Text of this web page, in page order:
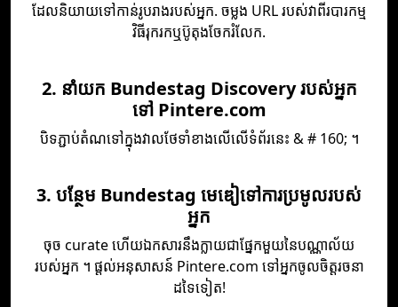
ដែលនិយាយទៅកាន់រូបរាងរបស់អ្នក. ចម្លង URL របស់វាពីរបារកម្ម
វិធីរុករកឬប៊ូតុងចែករំលែក.
2. នាំយក Bundestag Discovery របស់អ្នក
ទៅ Pintere.com
បិទភ្ជាប់​តំណ​ទៅ​ក្នុង​វាល​ថែទាំ​ខាង​លើ​លើ​ទំព័រ​នេះ & # 160; ។
3. បន្ថែម Bundestag មេឌៀទៅការប្រមូលរបស់
អ្នក
ចុច curate ហើយ​ឯកសារ​នឹង​ក្លាយ​ជា​ផ្នែក​មួយ​នៃ​បណ្ណាល័យ​
របស់​អ្នក ។ ផ្ដល់​អនុសាសន៍ Pintere.com ទៅ​អ្នក​ចូលចិត្ត​រចនា​
ដទៃ​ទៀត!